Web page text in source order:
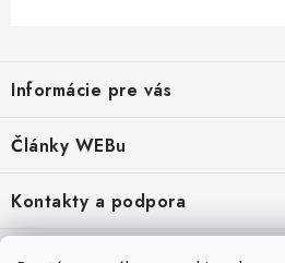
p
ä
e
Informácie pre vás
Obchodné podmienky
Moja objednávka
Odstúpenie od zmluvy
Články WEBu
Dôležité oznamy
16.6.2026
Kontakty a podpora
Servisné služby